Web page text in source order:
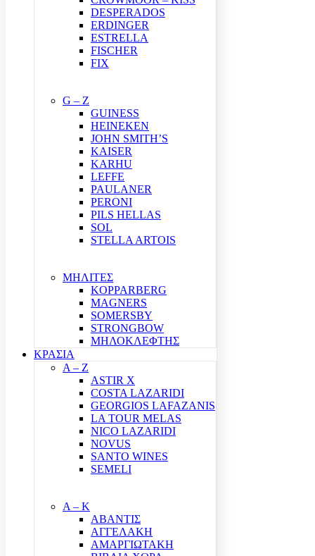
DESPERADOS
ERDINGER
ESTRELLA
FISCHER
FIX
G – Z
GUINESS
HEINEKEN
JOHN SMITH’S
KAISER
KARHU
LEFFE
PAULANER
PERONI
PILS HELLAS
SOL
STELLA ARTOIS
ΜΗΛΙΤΕΣ
KOPPARBERG
MAGNERS
SOMERSBY
STRONGBOW
ΜΗΛΟΚΛΕΦΤΗΣ
ΚΡΑΣΙΑ
A – Z
ASTIR X
COSTA LAZARIDI
GEORGIOS LAFAZANIS
LA TOUR MELAS
NICO LAZARIDI
NOVUS
SANTO WINES
SEMELI
Α – Κ
ΑΒΑΝΤΙΣ
ΑΓΓΕΛΑΚΗ
ΑΜΑΡΓΙΩΤΑΚΗ